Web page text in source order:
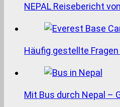
NEPAL Reisebericht
Häufig gestellte Fragen
Mit Bus durch Nepal –